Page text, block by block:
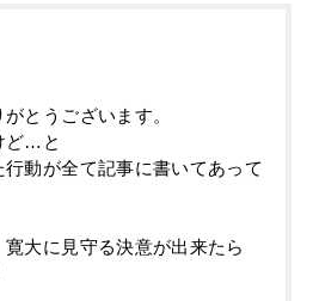
とうございます。
ど…と
動が全て記事に書いてあって
大に見守る決意が出来たら